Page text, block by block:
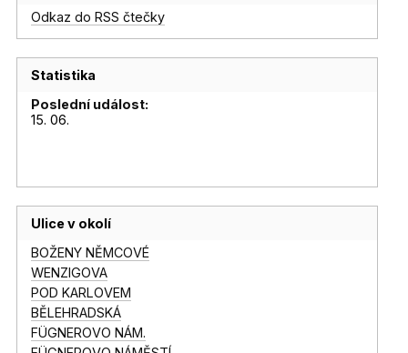
Odkaz do RSS čtečky
Statistika
Poslední událost:
15. 06.
Ulice v okolí
BOŽENY NĚMCOVÉ
WENZIGOVA
POD KARLOVEM
BĚLEHRADSKÁ
FÜGNEROVO NÁM.